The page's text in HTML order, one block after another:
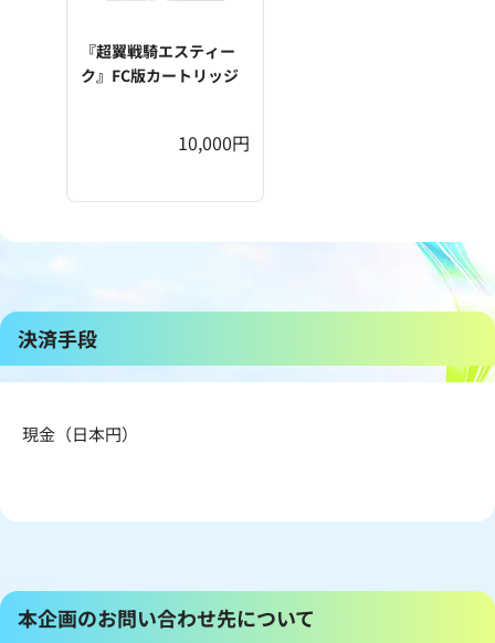
『超翼戦騎エスティー
ク』FC版カートリッジ
10,000円
決済手段
現金（日本円）
本企画のお問い合わせ先について